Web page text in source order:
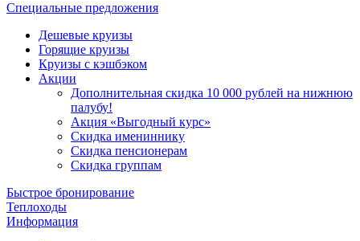
Специальные предложения
Дешевые круизы
Горящие круизы
Круизы с кэшбэком
Акции
Дополнительная скидка 10 000 рублей на нижнюю
палубу!
Акция «Выгодный курс»
Скидка имениннику
Скидка пенсионерам
Скидка группам
Быстрое бронирование
Теплоходы
Информация